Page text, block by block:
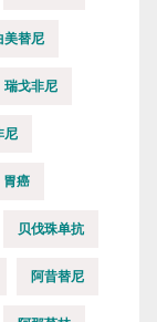
美替尼
瑞戈非尼
尼
胃癌
贝伐珠单抗
阿昔替尼